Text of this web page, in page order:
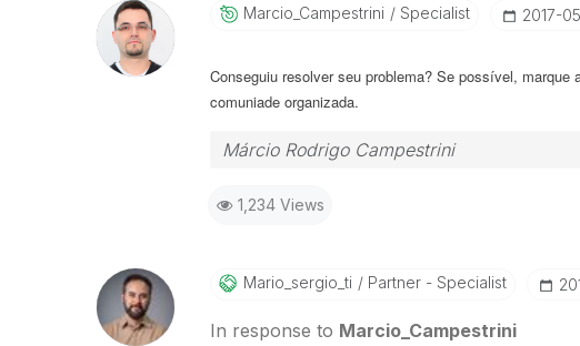
Marcio_CampestrIni Specialist ‎2017-
Conseguiu resolver seu problema? Se possível,
comuniade organizada.
Márcio Rodrigo Campestrini
1,234 Views
Mario_sergio_ti Partner - Specialist
In response to Marcio_Campestrini